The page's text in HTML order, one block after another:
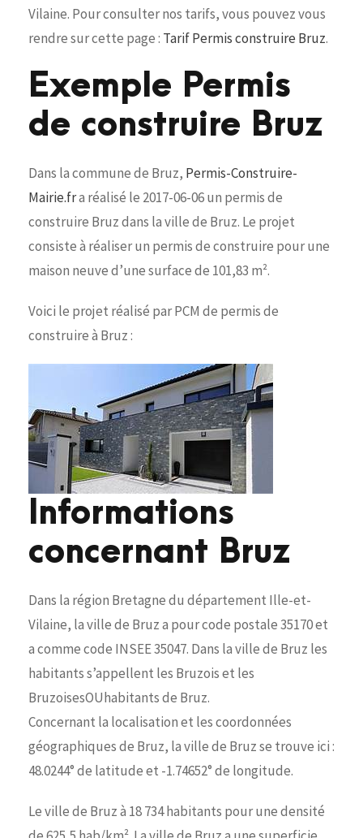
Vilaine. Pour consulter nos tarifs, vous pouvez vous
rendre sur cette page : Tarif Permis construire Bruz.
Exemple Permis
de construire Bruz
Dans la commune de Bruz, Permis-Construire-
Mairie.fra réalisé le 2017-06-06 un permis de
construire Bruz dans la ville de Bruz. Le projet
consiste à réaliser un permis de construire pour une
maison neuve d’une surface de 101,83 m².
Voici le projet réalisé par PCM de permis de
construire à Bruz :
Informations
concernant Bruz
Dans la région Bretagne du département Ille-et-
Vilaine, la ville de Bruz a pour code postale 35170 et
a comme code INSEE 35047. Dans la ville de Bruz les
habitants s’appellent les Bruzois et les
BruzoisesOUhabitants de Bruz.
Concernant la localisation et les coordonnées
géographiques de Bruz, la ville de Bruz se trouve ici :
48.0244° de latitude et -1.74652° de longitude.
Le ville de Bruz à 18 734 habitants pour une densité